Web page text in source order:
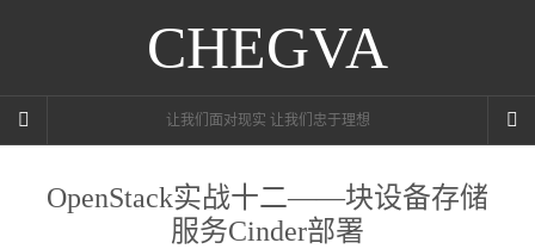
CHEGVA
让我们面对现实 让我们忠于理想
OpenStack实战十二——块设备存储
服务Cinder部署